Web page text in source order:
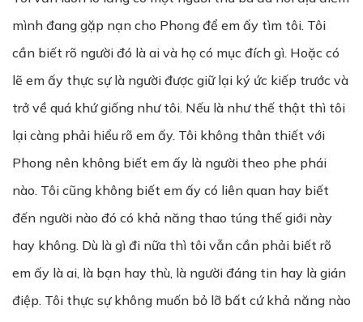
mình đang gặp nạn cho Phong để em ấy tìm tôi. Tôi
cần biết rõ người đó là ai và họ có mục đích gì. Hoặc có
lẽ em ấy thực sự là người được giữ lại ký ức kiếp trước và
trở về quá khứ giống như tôi. Nếu là như thế thật thì tôi
lại càng phải hiểu rõ em ấy. Tôi không thân thiết với
Phong nên không biết em ấy là người theo phe phái
nào. Tôi cũng không biết em ấy có liên quan hay biết
đến người nào đó có khả năng thao túng thế giới này
hay không. Dù là gì đi nữa thì tôi vẫn cần phải biết rõ
em ấy là ai, là bạn hay thù, là người đáng tin hay là gián
điệp. Tôi thực sự không muốn bỏ lỡ bất cứ khả năng nào